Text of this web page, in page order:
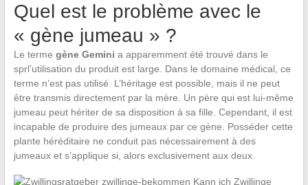
Quel est le problème avec le
« gène jumeau » ?
Le terme gène Gemini a apparemment été trouvé dans le
sprl’utilisation du produit est large. Dans le domaine médical, ce
terme n’est pas utilisé. L’héritage est possible, mais il ne peut
être transmis directement par la mère. Un père qui est lui-même
jumeau peut hériter de sa disposition à sa fille. Cependant, il est
incapable de produire des jumeaux par ce gène. Posséder cette
plante héréditaire ne conduit pas nécessairement à des
jumeaux et s’applique si, alors exclusivement aux deux.